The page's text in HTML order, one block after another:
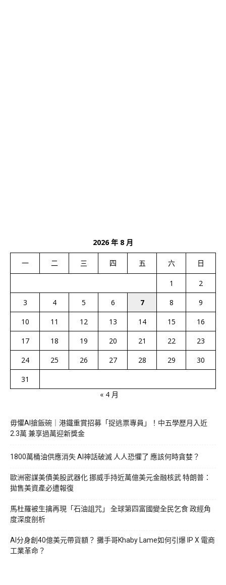
2026 年 8 月
一 二 三 四 五 六 日
1
2
3
4 5 6 7 8
9
10
11 12 13 14 15
16
17
18 19 20 21 22
23
24
25 26 27 28 29
30
31
« 4 月
毋懼AI搶飯碗｜港鐵重賞招募「捉逃票專員」！中五學歷月入近
2.3萬 兼享過萬迎新獎金
1800萬桶油供應消失 AI神話破滅 人人恐懼了 應該何時貪婪？
歐洲密謀美債美股武器化 挪威手持近萬億美元金融核武 特朗普：
拋售美資產必遭報復
馬杜羅被生擒再現「石油詛咒」 全球第四富國變全民乞食 政經角
度深度剖析
AI分身創40億美元帶貨額？ 攤手哥Khaby Lame如何引爆 IP X 電商
工業革命？